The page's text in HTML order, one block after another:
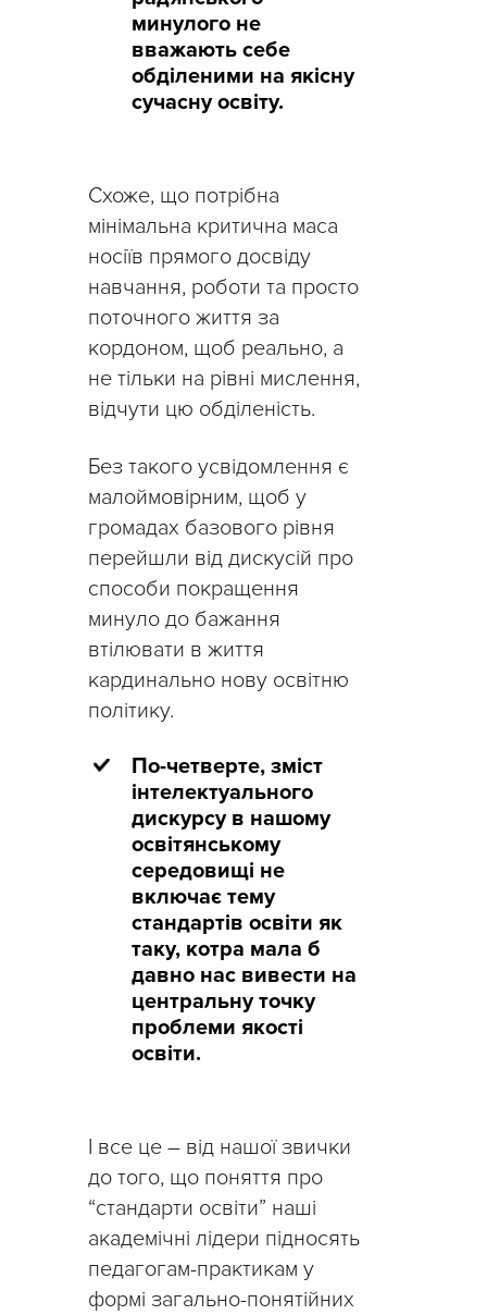
минулого не
вважають себе
обділеними на якісну
сучасну освіту.
Схоже, що потрібна
мінімальна критична маса
носіїв прямого досвіду
навчання, роботи та просто
поточного життя за
кордоном, щоб реально, а
не тільки на рівні мислення,
відчути цю обділеність.
Без такого усвідомлення є
малоймовірним, щоб у
громадах базового рівня
перейшли від дискусій про
способи покращення
минуло до бажання
втілювати в життя
кардинально нову освітню
політику.
По-четверте, зміст
інтелектуального
дискурсу в нашому
освітянському
середовищі не
включає тему
стандартів освіти як
таку, котра мала б
давно нас вивести на
центральну точку
проблеми якості
освіти.
І все це – від нашої звички
до того, що поняття про
“стандарти освіти” наші
академічні лідери підносять
педагогам-практикам у
формі загально-понятійних